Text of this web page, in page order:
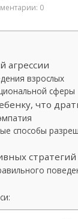
0
агрессии
взрослых
сферы
что
способы
стратегий